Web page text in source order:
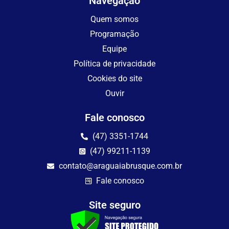
Quem somos
Programação
Equipe
Política de privacidade
Cookies do site
Ouvir
Fale conosco
(47) 3351-1744
(47) 99211-1139
contato@araguaiabrusque.com.br
Fale conosco
Site seguro